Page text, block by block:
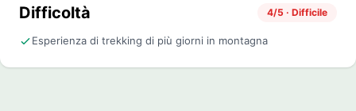
Difficoltà 4/5 · Difficile
Esperienza di trekking di più giorni in montagna